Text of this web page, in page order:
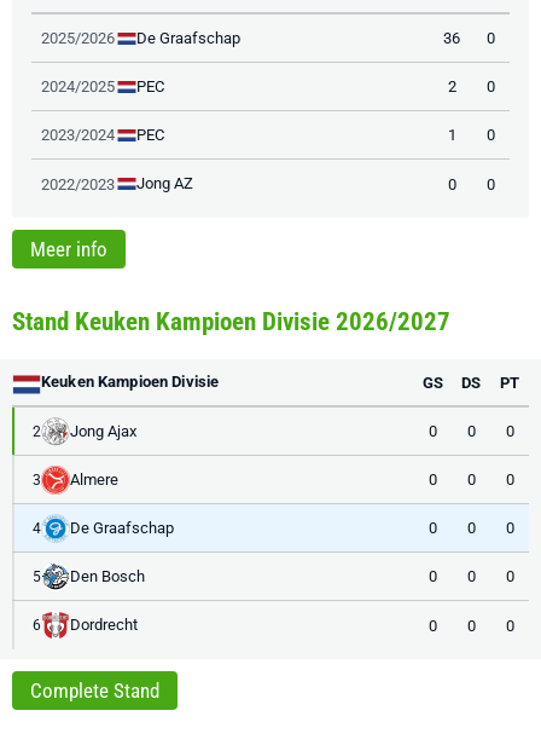
2025/2026 De Graafschap 36 0
2024/2025 PEC 2 0
2023/2024 PEC 1 0
2022/2023 Jong AZ 0 0
Meer info
Stand Keuken Kampioen Divisie 2026/2027
Keuken Kampioen Divisie GS DS PT
2 Jong Ajax 0 0 0
3 Almere 0 0 0
4 De Graafschap 0 0 0
5 Den Bosch 0 0 0
6 Dordrecht 0 0 0
Complete Stand